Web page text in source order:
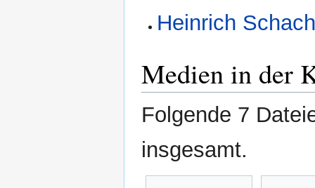
Heinrich
Medien in der
Folgende 7
insgesamt.